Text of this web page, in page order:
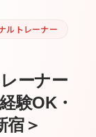
ルトレーナー
ーナー
験OK・
宿＞